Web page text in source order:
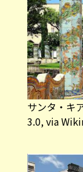
サンタ・キ
3.0,via